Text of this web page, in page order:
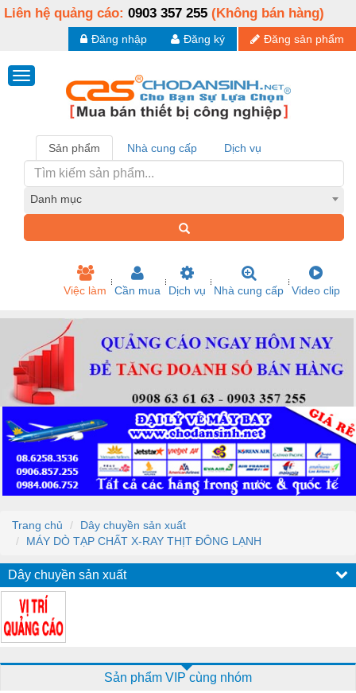
Liên hệ quảng cáo: 0903 357 255 (Không bán hàng)
Đăng sản phẩm
Đăng ký
Đăng nhập
Sản phẩm Nhà cung cấp Dịch vụ
Danh mục
Việc làm Cần mua Dịch vụ Nhà cung cấp Video clip
Trang chủ
Dây chuyền sản xuất
MÁY DÒ TẠP CHẤT X-RAY THỊT ĐÔNG LẠNH
Dây chuyền sản xuất
Sản phẩm VIP cùng nhóm